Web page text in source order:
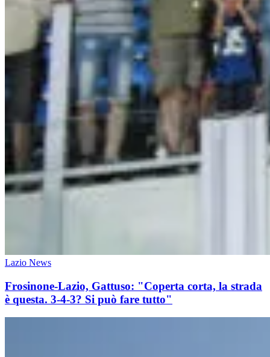
Lazio News
Frosinone-Lazio, Gattuso: "Coperta corta, la strada
è questa. 3-4-3? Si può fare tutto"